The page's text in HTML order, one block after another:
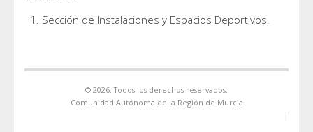
Sección de Instalaciones y Espacios Deportivos.
© 2026. Todos los derechos reservados.
Comunidad Autónoma de la Región de Murcia
|